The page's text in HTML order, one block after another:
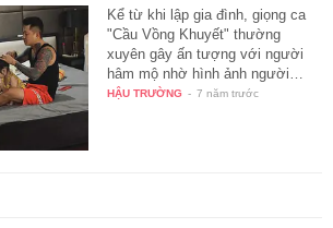
Kể từ khi lập gia đình, giọng ca
"Cầu Vồng Khuyết" thường
xuyên gây ấn tượng với người
hâm mộ nhờ hình ảnh người…
HẬU TRƯỜNG - 7 năm trước